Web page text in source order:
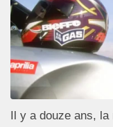
Il y a douze ans,